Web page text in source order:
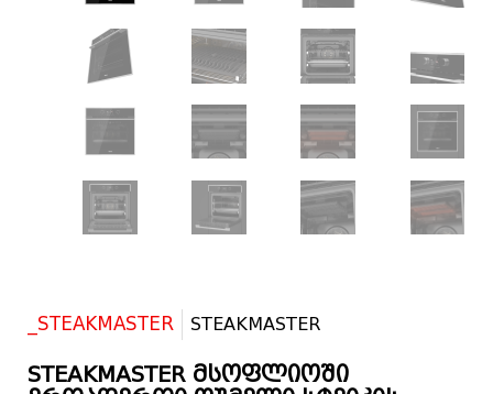
_STEAKMASTER STEAKMASTER
STEAKMASTER მსოფლიოში